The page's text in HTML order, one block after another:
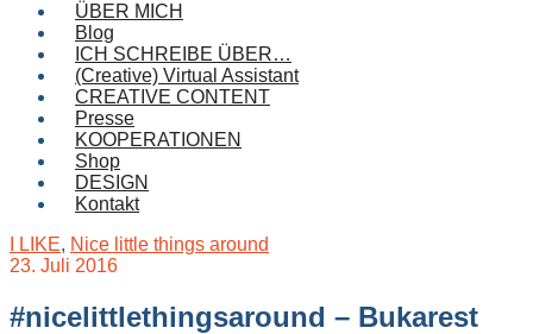
ÜBER MICH
Blog
ICH SCHREIBE ÜBER…
(Creative) Virtual Assistant
CREATIVE CONTENT
Presse
KOOPERATIONEN
Shop
DESIGN
Kontakt
I LIKE, Nice little things around
23. Juli 2016
#nicelittlethingsaround – Bukarest